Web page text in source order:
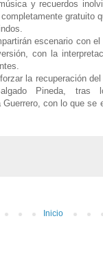
y recuerdos
gratuito
escenario con
con la
la recuperación
Pineda, tras
con lo que se
Inicio